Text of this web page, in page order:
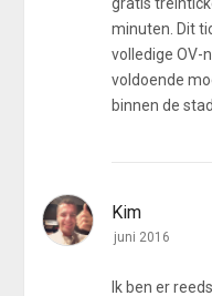
minuten. Dit
volledige OV-
voldoende
binnen de
Kim
juni 2016
Ik ben er